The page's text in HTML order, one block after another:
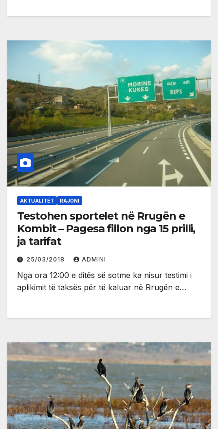
AKTUALITET RAJONI
Testohen sportelet në Rrugën e
Kombit – Pagesa fillon nga 15 prilli,
ja tarifat
25/03/2018 ADMINI
Nga ora 12:00 e ditës së sotme ka nisur testimi i
aplikimit të taksës për të kaluar në Rrugën e…